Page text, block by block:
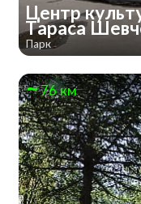
Центр
Тараса
Парк
76 км